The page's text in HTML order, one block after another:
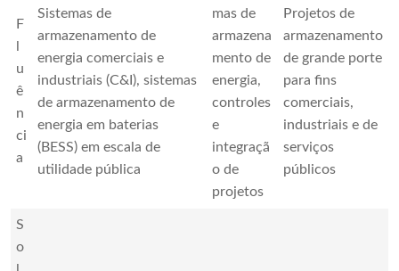
F
u
ê
n
ci
a
Sistemas de
armazenamento de
energia comerciais e
industriais (C&I), sistemas
de armazenamento de
energia em baterias
(BESS) em escala de
utilidade pública
mas de
armazena
mento de
energia,
controles
e
integraçã
o de
projetos
Projetos de
armazenamento
de grande porte
para fins
comerciais,
industriais e de
serviços
públicos
S
o